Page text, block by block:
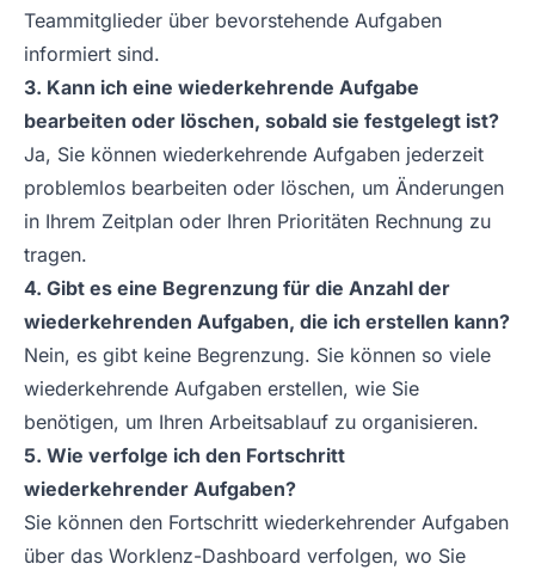
Teammitglieder über bevorstehende Aufgaben
informiert sind.
3. Kann ich eine wiederkehrende Aufgabe
bearbeiten oder löschen, sobald sie festgelegt ist?
Ja, Sie können wiederkehrende Aufgaben jederzeit
problemlos bearbeiten oder löschen, um Änderungen
in Ihrem Zeitplan oder Ihren Prioritäten Rechnung zu
tragen.
4. Gibt es eine Begrenzung für die Anzahl der
wiederkehrenden Aufgaben, die ich erstellen kann?
Nein, es gibt keine Begrenzung. Sie können so viele
wiederkehrende Aufgaben erstellen, wie Sie
benötigen, um Ihren Arbeitsablauf zu organisieren.
5. Wie verfolge ich den Fortschritt
wiederkehrender Aufgaben?
Sie können den Fortschritt wiederkehrender Aufgaben
über das Worklenz-Dashboard verfolgen, wo Sie